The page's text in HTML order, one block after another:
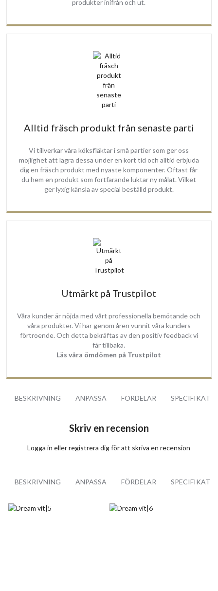
Köksfläkt med motor
Faktura/Kvitto
Manual
2 års GARANTI
produkter inifrån och ut.
Alltid fräsch produkt från senaste parti
Vi tillverkar våra köksfläktar i små partier som ger oss
möjlighet att lagra dessa under en kort tid och alltid erbjuda
dig en fräsch produkt med nyaste komponenter. Oftast får
du hem en produkt som fortfarande luktar ny målat. Vilket
ger lyxig känsla av special beställd produkt.
Utmärkt på Trustpilot
Våra kunder är nöjda med vårt professionella bemötande och
våra produkter. Vi har genom åren vunnit våra kunders
förtroende. Och detta bekräftas av den positiv feedback vi
får tillbaka.
Läs våra ömdömen på Trustpilot
BESKRIVNING ANPASSA FÖRDELAR
Skriv en recension
Logga in ellerregistrera digför att skriva en recension
BESKRIVNING ANPASSA FÖRDELAR